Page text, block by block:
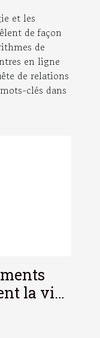
et les
de façon
de
en ligne
de relations
clés dans
la vie